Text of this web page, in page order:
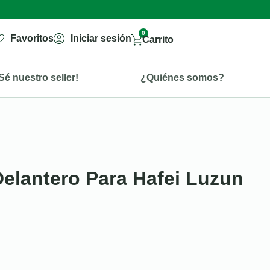
Favoritos Iniciar sesión
0
Carrito
nuestro seller! ¿Quiénes somos?
Para Hafei Luzun